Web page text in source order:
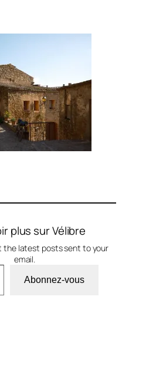
plus sur Vélibre
the latest posts sent to your
email.
Abonnez-vous